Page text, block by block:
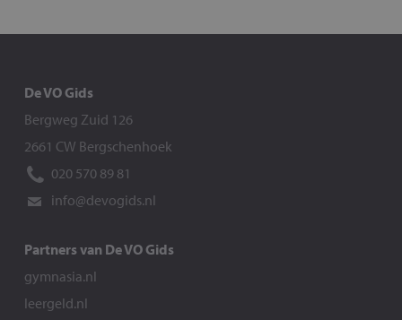
De VO Gids
Bergweg Zuid 126
2661 CW Bergschenhoek
020 570 89 81
info@devogids.nl
Partners van De VO Gids
gymnasia.nl
leergeld.nl